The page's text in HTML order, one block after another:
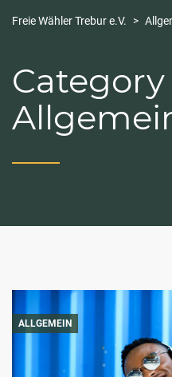
Freie Wähler Trebur e.V. >
Category
ALLGEMEIN